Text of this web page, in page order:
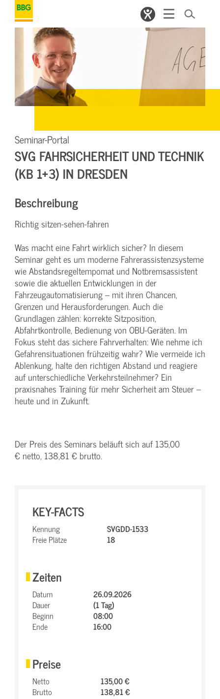
Seminar-Portal
SVG FAHRSICHERHEIT UND TECHNIK
(KB 1+3) IN DRESDEN
Beschreibung
Richtig sitzen-sehen-fahren
Was macht eine Fahrt wirklich sicher? In diesem
Seminar geht es um moderne Fahrerassistenzsysteme
wie Abstandsregeltempomat und Notbremsassistent
sowie die aktuellen Entwicklungen in der
Fahrzeugautomatisierung – mit ihren Chancen,
Grenzen und Herausforderungen. Auch die
Grundlagen zählen: korrekte Sitzposition,
Abfahrtkontrolle, Bedienung von OBU-Geräten. Im
Fokus steht das sichere Fahrverhalten: Wie nehme ich
Gefahrensituationen frühzeitig wahr? Wie vermeide ich
Ablenkung, halte den richtigen Abstand und reagiere
auf unterschiedliche Verkehrsteilnehmer? Ein
praxisnahes Training für mehr Sicherheit am Steuer –
heute und in Zukunft.
Der Preis des Seminars beläuft sich auf 135,00
€ netto, 138,81 € brutto.
KEY-FACTS
Kennung
SVGDD-1533
Freie Plätze
18
Zeiten
Datum
26.09.2026
Dauer
(1 Tag)
Beginn
08:00
Ende
16:00
Preise
Netto
135,00 €
Brutto
138,81 €